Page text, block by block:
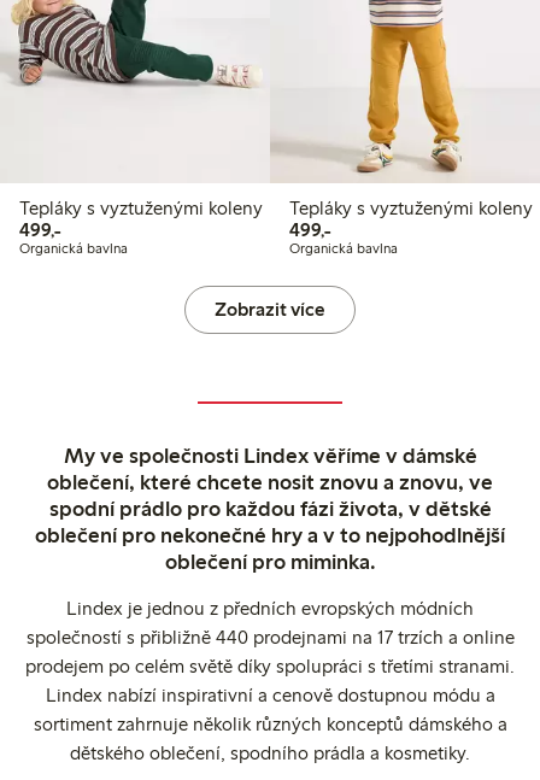
Tepláky s vyztuženými koleny
499,-499,00 Kč
Organická bavlna
Tepláky s vyztuženými koleny
499,-499,00 Kč
Organická bavlna
Zobrazit více
My ve společnosti Lindex věříme v dámské
oblečení, které chcete nosit znovu a znovu, ve
spodní prádlo pro každou fázi života, v dětské
oblečení pro nekonečné hry a v to nejpohodlnější
oblečení pro miminka.
Lindex je jednou z předních evropských módních
společností s přibližně 440 prodejnami na 17 trzích a online
prodejem po celém světě díky spolupráci s třetími stranami.
Lindex nabízí inspirativní a cenově dostupnou módu a
sortiment zahrnuje několik různých konceptů dámského a
dětského oblečení, spodního prádla a kosmetiky.